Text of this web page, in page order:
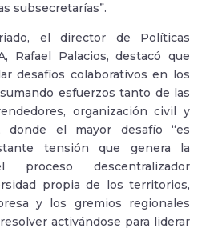
subsecretarías”.
el director de Políticas
Rafael Palacios, destacó que
desafíos colaborativos en los
esfuerzos tanto de las
organización civil y
donde el mayor desafío “es
tensión que genera la
proceso descentralizador
propia de los territorios,
y los gremios regionales
activándose para liderar